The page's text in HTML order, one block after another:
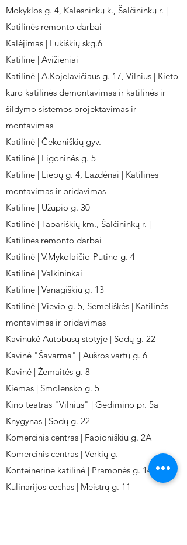
Mokyklos g. 4, Kalesninkų k., Šalčininkų r. |
Katilinės remonto darbai
Kalėjimas | Lukiškių skg.6
Katilinė | Avižieniai
Katilinė | A.Kojelavičiaus g. 17, Vilnius | Kieto
kuro katilinės demontavimas ir katilinės ir
šildymo sistemos projektavimas ir
montavimas
Katilinė | Čekoniškių gyv.
Katilinė | Ligoninės g. 5
Katilinė | Liepų g. 4, Lazdėnai | Katilinės
montavimas ir pridavimas
Katilinė | Užupio g. 30
Katilinė | Tabariškių km., Šalčininkų r. |
Katilinės remonto darbai
Katilinė | V.Mykolaičio-Putino g. 4
Katilinė | Valkininkai
Katilinė | Vanagiškių g. 13
Katilinė | Vievio g. 5, Semeliškės | Katilinės
montavimas ir pridavimas
Kavinukė Autobusų stotyje | Sodų g. 22
Kavinė "Šavarma" | Aušros vartų g. 6
Kavinė | Žemaitės g. 8
Kiemas | Smolensko g. 5
Kino teatras "Vilnius" | Gedimino pr. 5a
Knygynas | Sodų g. 22
Komercinis centras | Fabioniškių g. 2A
Komercinis centras | Verkių g.
Konteinerinė katilinė | Pramonės g. 141
Kulinarijos cechas | Meistrų g. 11